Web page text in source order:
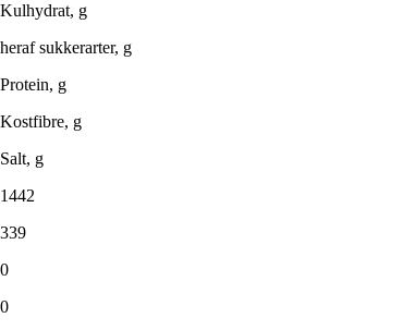
Kulhydrat, g
heraf sukkerarter, g
Protein, g
Kostfibre, g
Salt, g
1442
339
0
0